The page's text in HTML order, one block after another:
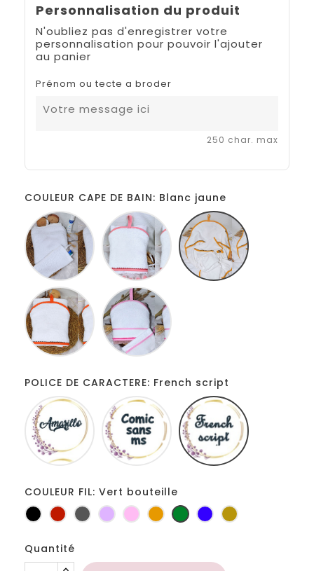
Personnalisation du produit
N'oubliez pas d'enregistrer votre
personnalisation pour pouvoir l'ajouter
au panier
Prénom ou tecte a broder
250 char. max
COULEUR CAPE DE BAIN: Blanc jaune
Blanc
Blanc
Rose
Blanc
Orange
broder
POLICE DE CARACTERE: French script
Amarillo
Comic
sans
ms
COULEUR FIL: Vert bouteille
Noir RougeGris
foncé
LilasRoseJaune
d'or
Vert
bouteille
Bleu
roi
Or
Quantité